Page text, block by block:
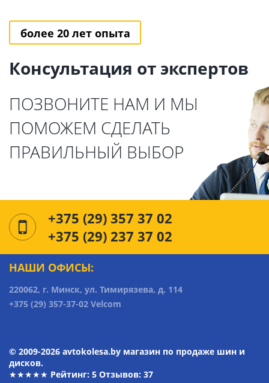
более 20 лет опыта
Консультация от экспертов
ПОЗВОНИТЕ НАМ И МЫ
ПОМОЖЕМ СДЕЛАТЬ
ПРАВИЛЬНЫЙ ВЫБОР
+375 (29) 357 37 02
+375 (29) 237 37 02
НАШИ ОФИСЫ:
220062, г. Минск, ул. Тимирязева, д. 114
+375 (29) 357-37-02 Velcom
© 2009-2026 avtokolesa.by магазин по продаже шин и
дисков.
★★★★★ Рейтинг: 5 Отзывов: 37